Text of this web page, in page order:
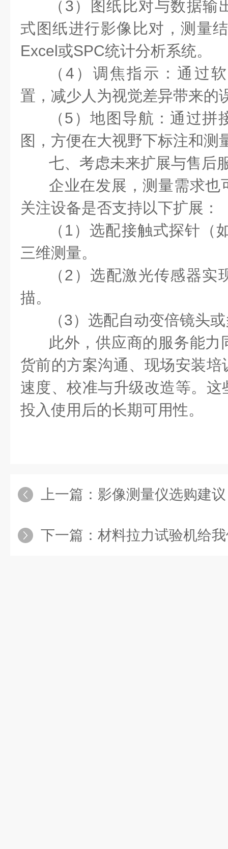
（3）图纸比对与数据输
式图纸进行影像比对，测量
Excel或SPC统计分析系统。
（4）调焦指示：通过
置，减少人为视觉差异带来的
（5）地图导航：通过拼
图，方便在大视野下标注和测
七、考虑未来扩展与售后
企业在发展，测量需求也
关注设备是否支持以下扩展：
（1）选配接触式探针（
三维测量。
（2）选配激光传感器实
描。
（3）选配自动变倍镜头
此外，供应商的服务能力
货前的方案沟通、现场安装
速度、校准与升级改造等。
投入使用后的长期可用性。
上一篇： 影像测量仪选购建议
下一篇： 材料拉力试验机给我们